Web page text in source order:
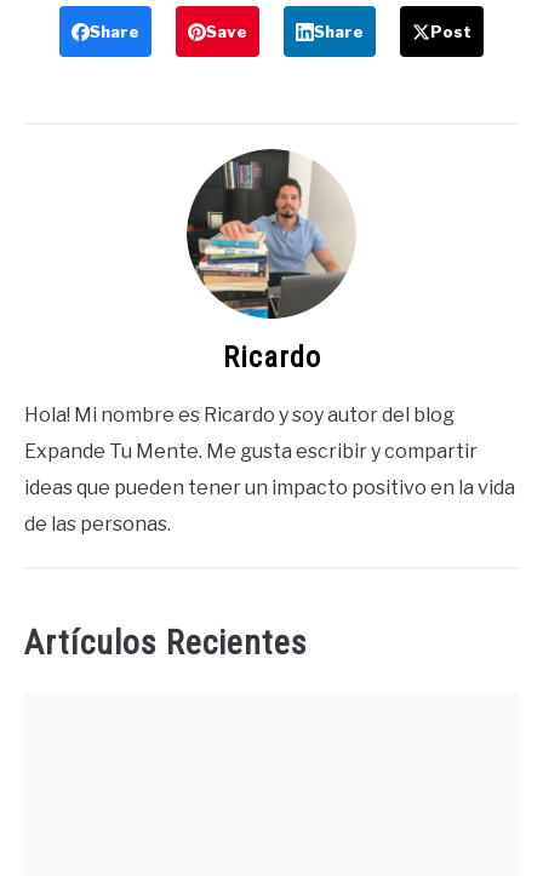
Share Save Share Post
Ricardo
Hola! Mi nombre es Ricardo y soy autor del blog
Expande Tu Mente. Me gusta escribir y compartir
ideas que pueden tener un impacto positivo en la vida
de las personas.
Artículos Recientes